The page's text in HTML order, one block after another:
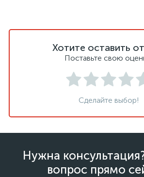
Хотите оставить
Поставьте свою
Сделайте выбор!
Нужна
вопрос прямо